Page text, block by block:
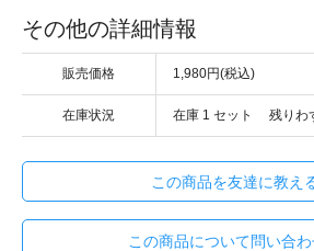
その他の詳細情報
販売価格 1,980円(税込)
在庫状況 在庫 1 セット 残りわ
この商品を友達に教え
この商品について問い合わ